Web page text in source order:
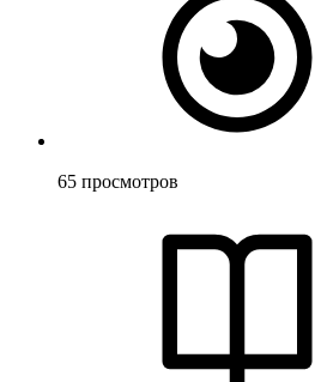
65 просмотров